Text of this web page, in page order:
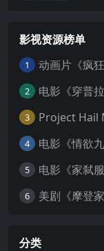
影视资源榜单
1 动画片《疯
2 电影《穿普
3
4 电影《情欲
5 电影《家弑
6 美剧《摩登
分类